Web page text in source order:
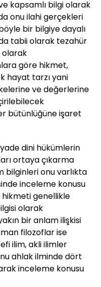
kapsamlı bilgi olarak
onu ilahi gerçekleri
bir bilgiye dayalı
tabii olarak tezahür
olarak
göre hikmet,
hayat tarzı yani
ve değerlerine
bütünlüğüne işaret
dini hükümlerin
ortaya çıkarma
bilginleri onu varlıkta
inceleme konusu
hikmeti genellikle
olarak
bir anlam ilişkisi
filozoflar ise
ilim, akli ilimler
ahlak ilminde dört
inceleme konusu